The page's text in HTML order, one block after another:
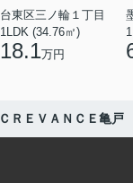
台東区三ノ輪１丁目
1LDK (34.76㎡)
18.1万円
ＣＲＥＶＡＮＣＥ亀戸